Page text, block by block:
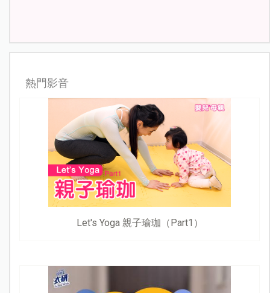
熱門影音
Let's Yoga 親子瑜珈（Part1）